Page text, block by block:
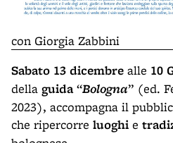
con Giorgia Zabbini
Sabato 13 dicembre alle 10
della guida“Bologna” (ed.
2023), accompagna il
che ripercorre luoghi e